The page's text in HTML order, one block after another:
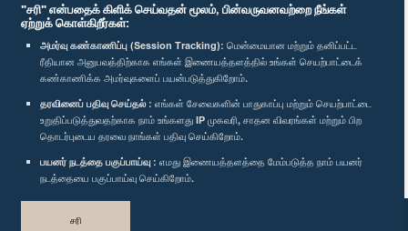
"சரி" என்பதைக் கிளிக் செய்வதன் மூலம், பின்வருவனவற்றை நீங்கள்
ஏற்றுக் கொள்கிறீர்கள்:
அமர்வு கண்காணிப்பு (Session Tracking): மென்மையான மற்றும் தனிப்பட்ட
ரீதியான அனுபவத்திற்காக எங்கள் இணையத்தளத்தில் உங்கள் செயற்பாட்டைக்
கண்காணிக்க அமர்வுகளைப் பயன்படுத்துகிறோம்.
தரவினைப் பதிவு செய்தல் : எங்கள் சேவைகளின் பாதுகாப்பு மற்றும் செயற்பாட்டை
உறுதிப்படுத்துவதற்காக நாம் உங்களது IP முகவரி, சாதன விவரங்கள் மற்றும் பிற
தொடர்புடைய தரவை நாங்கள் பதிவு செய்கிறோம்.
பயனர் நடத்தை பகுப்பாய்வு : எமது இணையத்தளத்தை மேம்படுத்த நாம் பயனர்
நடத்தையை பகுப்பாய்வு செய்கிறோம்.
சரி
கௌரவ கே.பி.எஸ். குமாரசிறி, பா.உ.
உறுப்பினர்
எம்மை பின்தொடர்க :
விருதுகள்
தனியுரிமைக் கொள்கை